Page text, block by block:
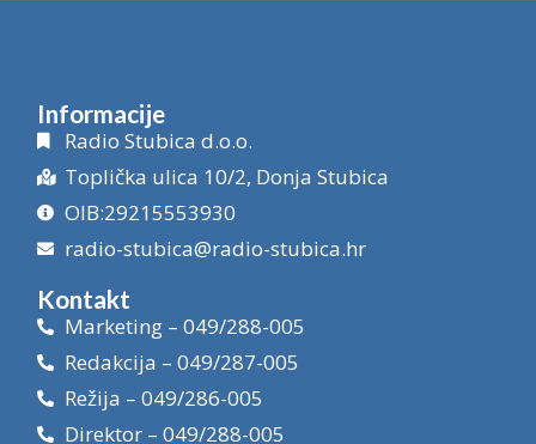
Informacije
Radio Stubica d.o.o.
Toplička ulica 10/2, Donja Stubica
OIB:29215553930
radio-stubica@radio-stubica.hr
Kontakt
Marketing – 049/288-005
Redakcija – 049/287-005
Režija – 049/286-005
Direktor – 049/288-005